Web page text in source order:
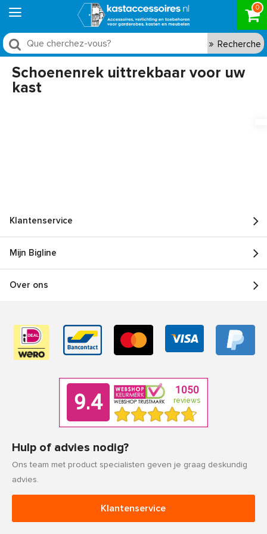
0
Recherche
Schoenenrek uittrekbaar voor uw
kast
Klantenservice
Mijn Bigline
Over ons
Hulp of advies nodig?
Ons team met product specialisten geven je graag deskundig
advies.
Klantenservice